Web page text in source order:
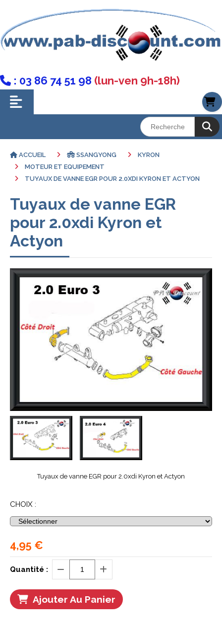
 : 03 86 74 51 98 (lun-ven 9h-18h)
ACCUEIL SSANGYONG
KYRON
MOTEUR ET EQUIPEMENT
TUYAUX DE VANNE EGR POUR 2.0XDI KYRON ET ACTYON
Tuyaux de vanne EGR
pour 2.0xdi Kyron et
Actyon
Tuyaux de vanne EGR pour 2.0xdi Kyron et Actyon
CHOIX :
4,95 €
Quantité :
Ajouter Au Panier